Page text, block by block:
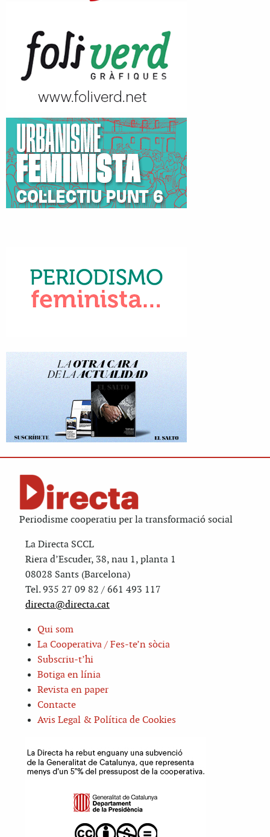
Periodisme cooperatiu per la transformació social
La Directa SCCL
Riera d’Escuder, 38, nau 1, planta 1
08028 Sants (Barcelona)
Tel. 935 27 09 82 / 661 493 117
directa@directa.cat
Qui som
La Cooperativa / Fes-te’n sòcia
Subscriu-t’hi
Botiga en línia
Revista en paper
Contacte
Avis Legal & Política de Cookies